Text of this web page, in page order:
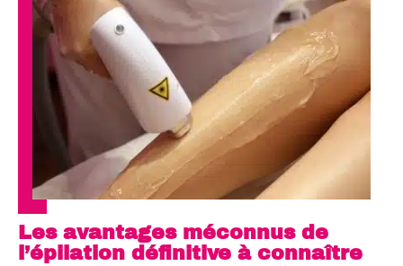
Les avantages méconnus de
l’épilation définitive à connaître